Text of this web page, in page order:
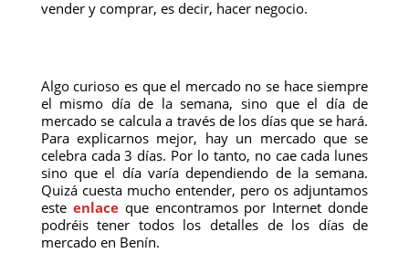
vender y comprar, es decir, hacer negocio.
Algo curioso es que el mercado no se hace siempre
el mismo día de la semana, sino que el día de
mercado se calcula a través de los días que se hará.
Para explicarnos mejor, hay un mercado que se
celebra cada 3 días. Por lo tanto, no cae cada lunes
sino que el día varía dependiendo de la semana.
Quizá cuesta mucho entender, pero os adjuntamos
este enlaceque encontramos por Internet donde
podréis tener todos los detalles de los días de
mercado en Benín.